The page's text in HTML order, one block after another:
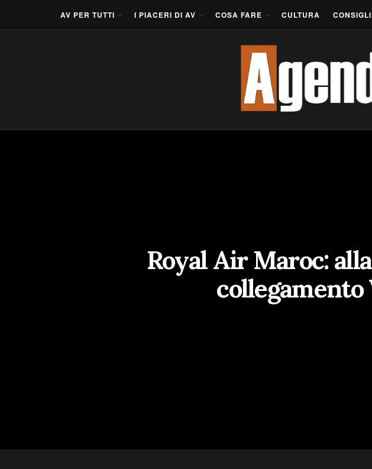
AV PER TUTTI I PIACERI DI AV COSA FARE CULTURA
Royal Air Maroc:
collegamento